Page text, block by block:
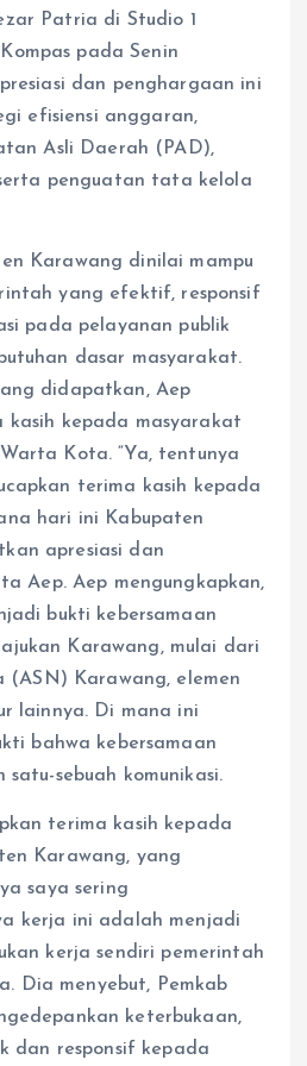
Patria di Studio 1
pada Senin
dan penghargaan ini
efisiensi anggaran,
Asli Daerah (PAD),
penguatan tata kelola
Karawang dinilai mampu
yang efektif, responsif
pada pelayanan publik
dasar masyarakat.
didapatkan, Aep
kasih kepada masyarakat
Kota. “Ya, tentunya
terima kasih kepada
hari ini Kabupaten
apresiasi dan
Aep. Aep mengungkapkan,
bukti kebersamaan
Karawang, mulai dari
(ASN) Karawang, elemen
lainnya. Di mana ini
bahwa kebersamaan
sebuah komunikasi.
terima kasih kepada
Karawang, yang
saya sering
kerja ini adalah menjadi
kerja sendiri pemerintah
Dia menyebut, Pemkab
keterbukaan,
dan responsif kepada